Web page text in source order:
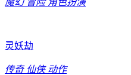
灵妖劫
传奇 仙侠 动作